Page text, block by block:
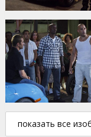
показать все